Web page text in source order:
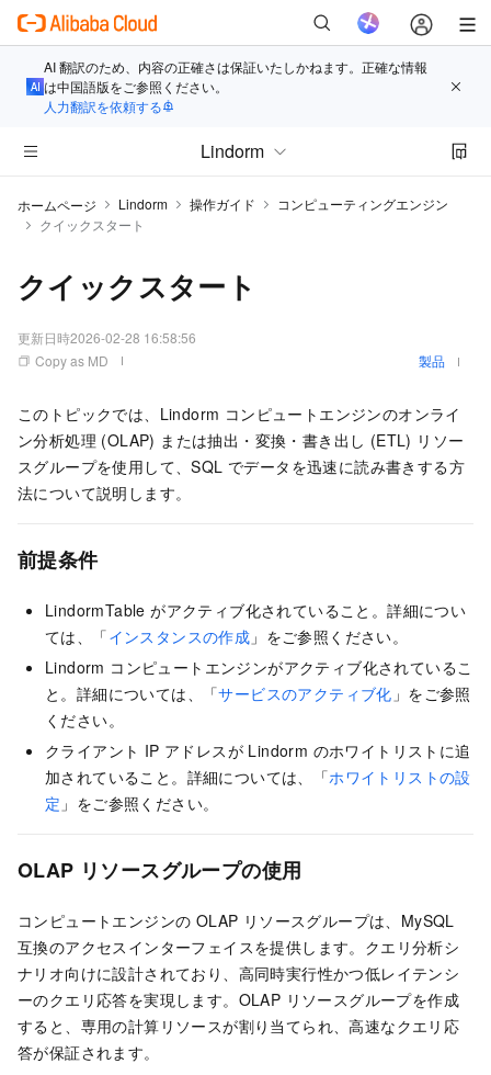
AI 翻訳のため、内容の正確さは保証いたしかねます。正確な情報
は中国語版をご参照ください。
人力翻訳を依頼する
Lindorm
ホームページ Lindorm 操作ガイド
コンピューティングエンジン
クイックスタート
クイックスタート
更新日時2026-02-28 16:58:56
Copy as MD
製品
このトピックでは、Lindorm コンピュートエンジンのオンライ
ン分析処理 (OLAP) または抽出・変換・書き出し (ETL) リソー
スグループを使用して、SQL でデータを迅速に読み書きする方
法について説明します。
前提条件
LindormTable がアクティブ化されていること。詳細につい
ては、「インスタンスの作成 」をご参照ください。
Lindorm コンピュートエンジンがアクティブ化されているこ
と。詳細については、「サービスのアクティブ化 」をご参照
ください。
クライアント IP アドレスが Lindorm のホワイトリストに追
加されていること。詳細については、「ホワイトリストの設
定 」をご参照ください。
OLAP リソースグループの使用
コンピュートエンジンの OLAP リソースグループは、MySQL
互換のアクセスインターフェイスを提供します。 クエリ分析シ
ナリオ向けに設計されており、高同時実行性かつ低レイテンシ
ーのクエリ応答を実現します。 OLAP リソースグループを作成
すると、専用の計算リソースが割り当てられ、高速なクエリ応
答が保証されます。